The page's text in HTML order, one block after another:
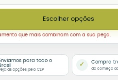
é Brega – Mesa de Bar
Escolher opções
que mais combinam com a sua peça.
para todo o
as opções pelo CEP
✓ Compra
do começo